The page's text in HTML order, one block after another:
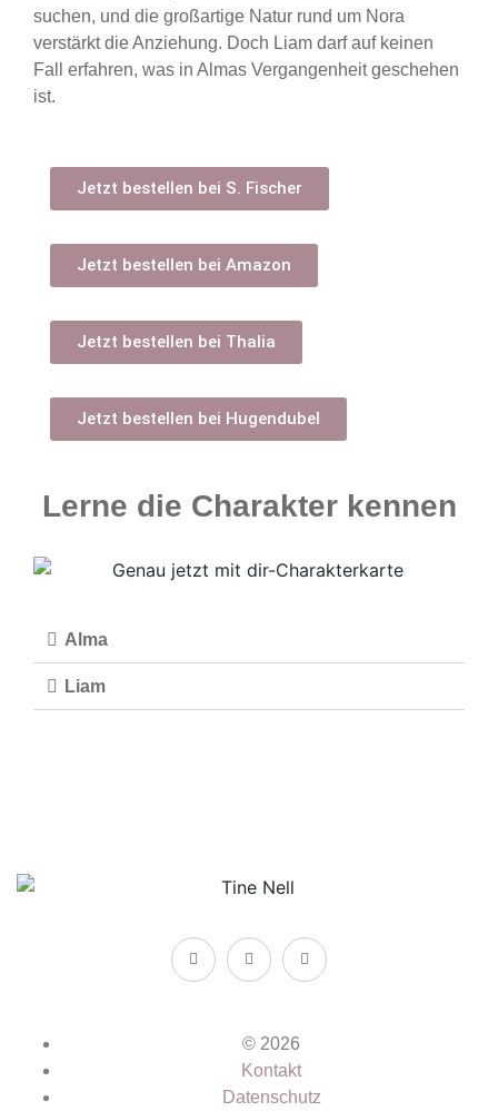
suchen, und die großartige Natur rund um Nora
verstärkt die Anziehung. Doch Liam darf auf keinen
Fall erfahren, was in Almas Vergangenheit geschehen
ist.
Jetzt bestellen bei S. Fischer
Jetzt bestellen bei Amazon
Jetzt bestellen bei Thalia
Jetzt bestellen bei Hugendubel
Lerne die Charakter kennen
Alma
Liam
© 2026
Kontakt
Datenschutz